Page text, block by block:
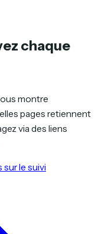
chaque
montre
pages retiennent
via des liens
sur le suivi